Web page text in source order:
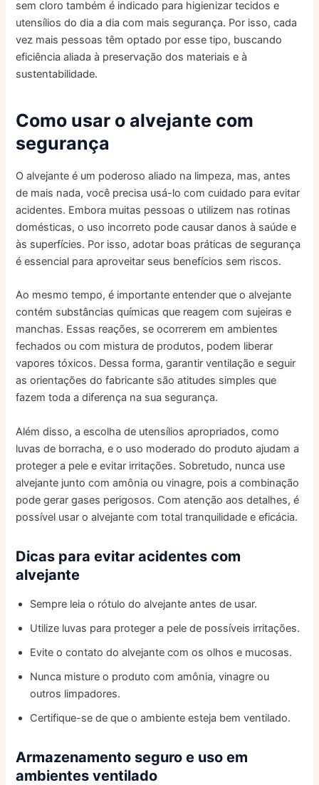
sem cloro também é indicado para higienizar tecidos e
utensílios do dia a dia com mais segurança. Por isso, cada
vez mais pessoas têm optado por esse tipo, buscando
eficiência aliada à preservação dos materiais e à
sustentabilidade.
Como usar o alvejante com
segurança
O alvejante é um poderoso aliado na limpeza, mas, antes
de mais nada, você precisa usá-lo com cuidado para evitar
acidentes. Embora muitas pessoas o utilizem nas rotinas
domésticas, o uso incorreto pode causar danos à saúde e
às superfícies. Por isso, adotar boas práticas de segurança
é essencial para aproveitar seus benefícios sem riscos.
Ao mesmo tempo, é importante entender que o alvejante
contém substâncias químicas que reagem com sujeiras e
manchas. Essas reações, se ocorrerem em ambientes
fechados ou com mistura de produtos, podem liberar
vapores tóxicos. Dessa forma, garantir ventilação e seguir
as orientações do fabricante são atitudes simples que
fazem toda a diferença na sua segurança.
Além disso, a escolha de utensílios apropriados, como
luvas de borracha, e o uso moderado do produto ajudam a
proteger a pele e evitar irritações. Sobretudo, nunca use
alvejante junto com amônia ou vinagre, pois a combinação
pode gerar gases perigosos. Com atenção aos detalhes, é
possível usar o alvejante com total tranquilidade e eficácia.
Dicas para evitar acidentes com
alvejante
Sempre leia o rótulo do alvejante antes de usar.
Utilize luvas para proteger a pele de possíveis irritações.
Evite o contato do alvejante com os olhos e mucosas.
Nunca misture o produto com amônia, vinagre ou
outros limpadores.
Certifique-se de que o ambiente esteja bem ventilado.
Armazenamento seguro e uso em
ambientes ventilado